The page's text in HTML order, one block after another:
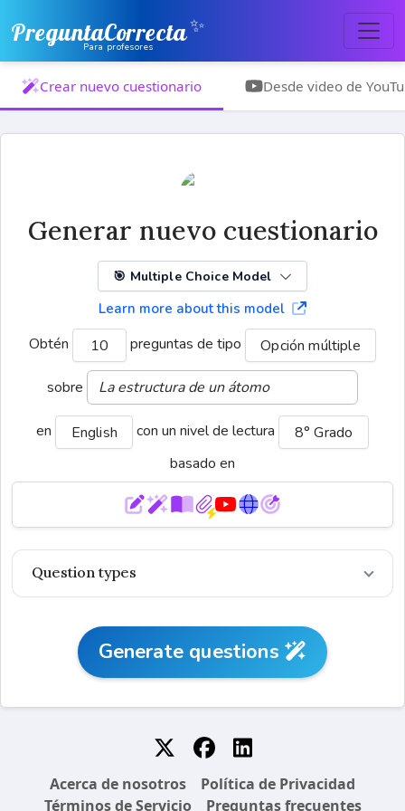
PreguntaCorrecta✨
Para profesores
Crear nuevo cuestionario Desde video de
Generar nuevo cuestionario
🎯 Multiple Choice Model
Learn more about this model
Obtén 10 preguntas de tipo Opción múltiple
sobre
en English con un nivel de lectura
8° Grado
basado en
Question types
Generate questions
Acerca de nosotros
Política de Privacidad
Términos de Servicio
Preguntas frecuentes